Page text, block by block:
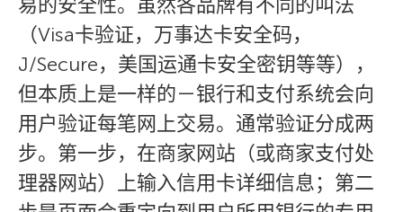
易的安全性。虽然各品牌有不同的叫法
（Visa卡验证，万事达卡安全码，
J/Secure，美国运通卡安全密钥等等），
但本质上是一样的－银行和支付系统会向
用户验证每笔网上交易。通常验证分成两
步。第一步，在商家网站（或商家支付处
理器网站）上输入信用卡详细信息；第二